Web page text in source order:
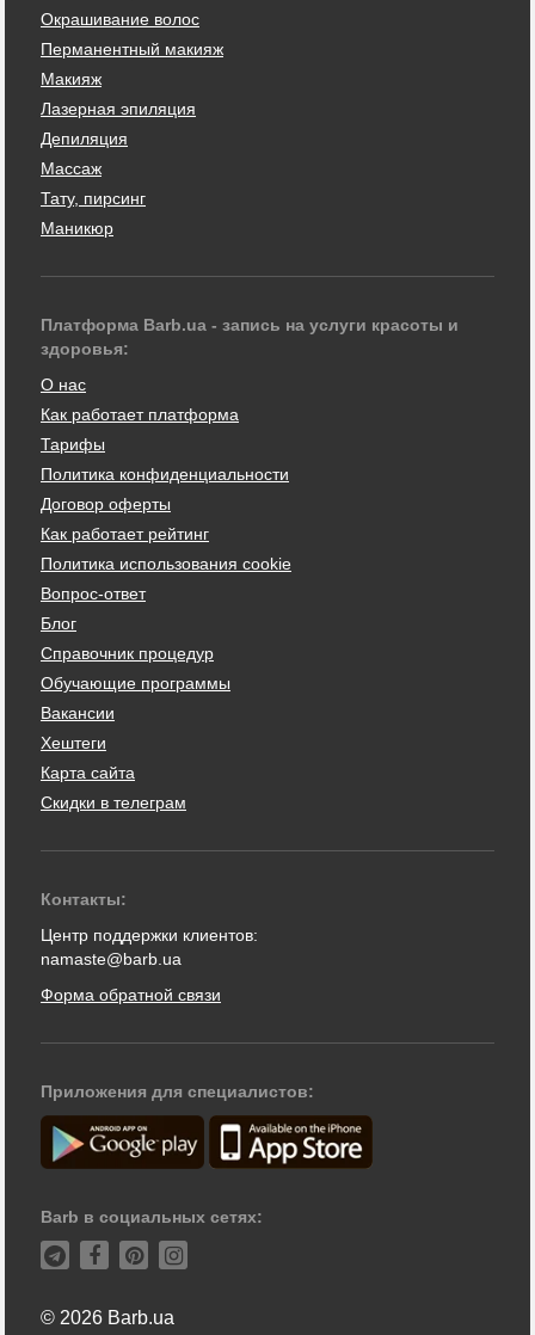
Окрашивание волос
Перманентный макияж
Макияж
Лазерная эпиляция
Депиляция
Массаж
Тату, пирсинг
Маникюр
Платформа Barb.ua - запись на услуги красоты и
здоровья:
О нас
Как работает платформа
Тарифы
Политика конфиденциальности
Договор оферты
Как работает рейтинг
Политика использования cookie
Вопрос-ответ
Блог
Справочник процедур
Обучающие программы
Вакансии
Хештеги
Карта сайта
Скидки в телеграм
Контакты:
Центр поддержки клиентов:
namaste@barb.ua
Форма обратной связи
Приложения для специалистов:
Barb в социальных сетях:
© 2026 Barb.ua